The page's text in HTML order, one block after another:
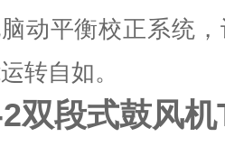
动平衡校正系统
转自如。
双段式鼓风